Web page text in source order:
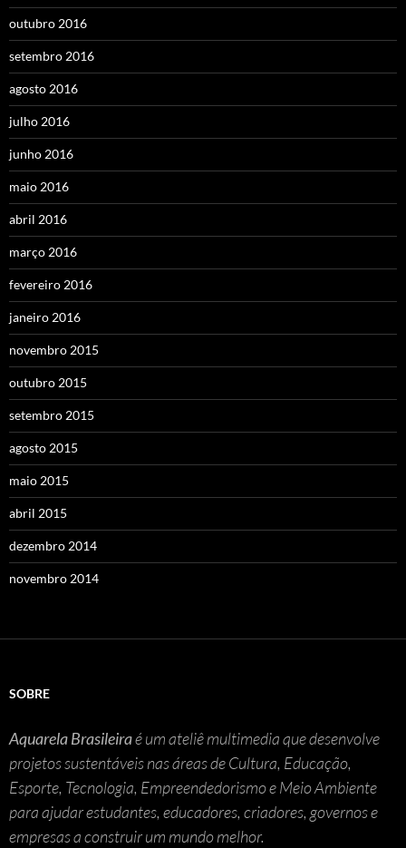
outubro 2016
setembro 2016
agosto 2016
julho 2016
junho 2016
maio 2016
abril 2016
março 2016
fevereiro 2016
janeiro 2016
novembro 2015
outubro 2015
setembro 2015
agosto 2015
maio 2015
abril 2015
dezembro 2014
novembro 2014
SOBRE
Aquarela Brasileiraé um ateliê multimedia que desenvolve
projetos sustentáveis nas áreas de Cultura, Educação,
Esporte, Tecnologia, Empreendedorismo e Meio Ambiente
para ajudar estudantes, educadores, criadores, governos e
empresas a construir um mundo melhor.